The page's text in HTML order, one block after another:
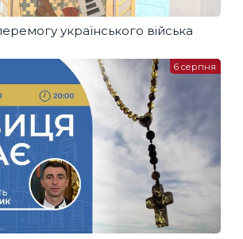
українського війська
6 серпня